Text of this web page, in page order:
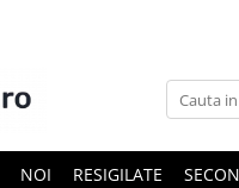
NOI RESIGILATE